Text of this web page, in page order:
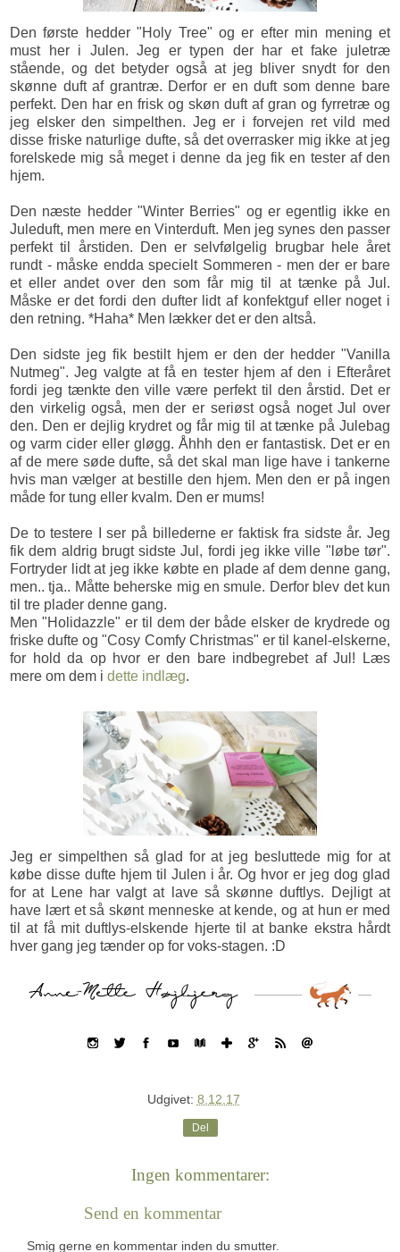
Den første hedder "Holy Tree" og er efter min mening et
must her i Julen. Jeg er typen der har et fake juletræ
stående, og det betyder også at jeg bliver snydt for den
skønne duft af grantræ. Derfor er en duft som denne bare
perfekt. Den har en frisk og skøn duft af gran og fyrretræ og
jeg elsker den simpelthen. Jeg er i forvejen ret vild med
disse friske naturlige dufte, så det overrasker mig ikke at jeg
forelskede mig så meget i denne da jeg fik en tester af den
hjem.
Den næste hedder "Winter Berries" og er egentlig ikke en
Juleduft, men mere en Vinterduft. Men jeg synes den passer
perfekt til årstiden. Den er selvfølgelig brugbar hele året
rundt - måske endda specielt Sommeren - men der er bare
et eller andet over den som får mig til at tænke på Jul.
Måske er det fordi den dufter lidt af konfektguf eller noget i
den retning. *Haha* Men lækker det er den altså.
Den sidste jeg fik bestilt hjem er den der hedder "Vanilla
Nutmeg". Jeg valgte at få en tester hjem af den i Efteråret
fordi jeg tænkte den ville være perfekt til den årstid. Det er
den virkelig også, men der er seriøst også noget Jul over
den. Den er dejlig krydret og får mig til at tænke på Julebag
og varm cider eller gløgg. Åhhh den er fantastisk. Det er en
af de mere søde dufte, så det skal man lige have i tankerne
hvis man vælger at bestille den hjem. Men den er på ingen
måde for tung eller kvalm. Den er mums!
De to testere I ser på billederne er faktisk fra sidste år. Jeg
fik dem aldrig brugt sidste Jul, fordi jeg ikke ville "løbe tør".
Fortryder lidt at jeg ikke købte en plade af dem denne gang,
men.. tja.. Måtte beherske mig en smule. Derfor blev det kun
til tre plader denne gang.
Men "Holidazzle" er til dem der både elsker de krydrede og
friske dufte og "Cosy Comfy Christmas" er til kanel-elskerne,
for hold da op hvor er den bare indbegrebet af Jul! Læs
mere om dem i dette indlæg.
Jeg er simpelthen så glad for at jeg besluttede mig for at
købe disse dufte hjem til Julen i år. Og hvor er jeg dog glad
for at Lene har valgt at lave så skønne duftlys. Dejligt at
have lært et så skønt menneske at kende, og at hun er med
til at få mit duftlys-elskende hjerte til at banke ekstra hårdt
hver gang jeg tænder op for voks-stagen. :D
Udgivet: 8.12.17
Del
Ingen kommentarer:
Send en kommentar
Smig gerne en kommentar inden du smutter.